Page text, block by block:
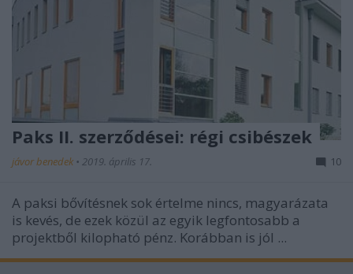
Paks II. szerződései: régi csibészek
jávor benedek • 2019. április 17. 10
A paksi bővítésnek sok értelme nincs, magyarázata
is kevés, de ezek közül az egyik legfontosabb a
projektből kilopható pénz. Korábban is jól ...